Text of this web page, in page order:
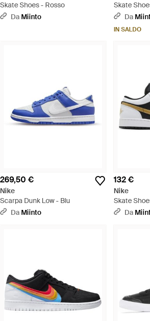
Skate Shoes - Rosso
Da Miinto
Skate
Da
IN SALDO
269,50 €
Nike
Scarpa Dunk Low - Blu
Da Miinto
132 €
Nike
Skate
Da